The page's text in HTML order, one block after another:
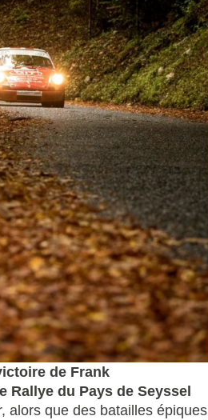
de Frank
Rallye du Pays de Seyssel
alors que des batailles épiques